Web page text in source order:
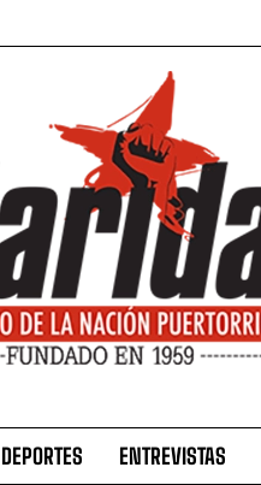
DEPORTES ENTREVISTAS